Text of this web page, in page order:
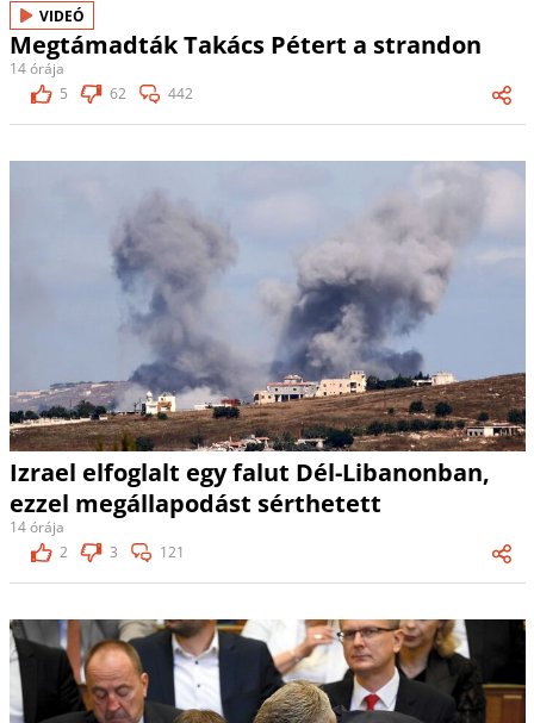
VIDEÓ
Megtámadták Takács Pétert a strandon
14 órája
5
62 442
Izrael elfoglalt egy falut Dél-Libanonban,
ezzel megállapodást sérthetett
14 órája
2
3 121